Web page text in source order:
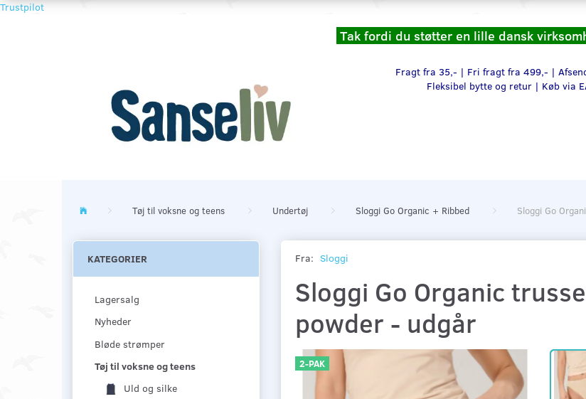
Trustpilot
Tak fordi du støtter en lille dansk
Fragt fra 35,- | Fri fragt fra 499,- |
Fleksibel bytte og retur | Køb via
Tøj til voksne og teens Undertøj Sloggi Go Organic + Ribbed Sloggi Go
KATEGORIER
Lagersalg
Nyheder
Bløde strømper
Tøj til voksne og teens
Uld og silke
Fra: Sloggi
Sloggi Go Organic
powder - udgår
2-PAK